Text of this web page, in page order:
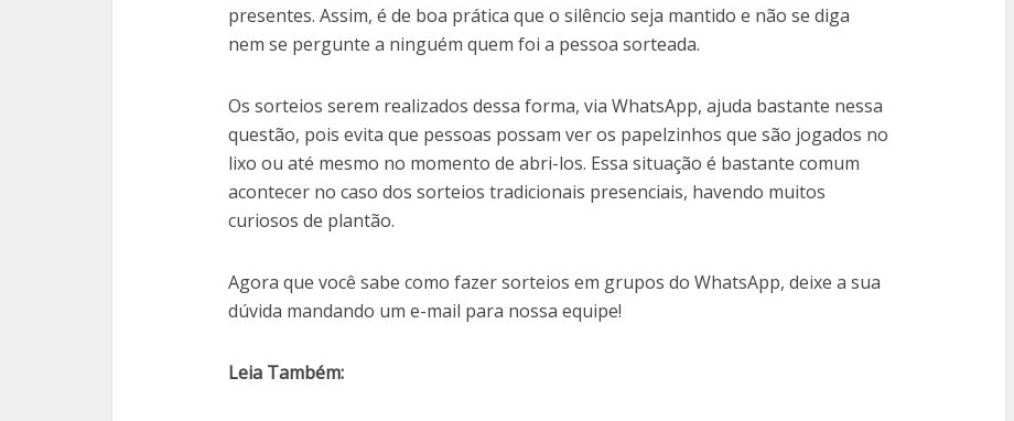
presentes. Assim, é de boa prática que o silêncio seja mantido e não se diga
nem se pergunte a ninguém quem foi a pessoa sorteada.
Os sorteios serem realizados dessa forma, via WhatsApp, ajuda bastante nessa
questão, pois evita que pessoas possam ver os papelzinhos que são jogados no
lixo ou até mesmo no momento de abri-los. Essa situação é bastante comum
acontecer no caso dos sorteios tradicionais presenciais, havendo muitos
curiosos de plantão.
Agora que você sabe como fazer sorteios em grupos do WhatsApp, deixe a sua
dúvida mandando um e-mail para nossa equipe!
Leia Também: